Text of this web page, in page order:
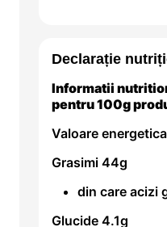
Declarație
Informatii
pentru 100g
Valoare
Grasimi 44g
din care acizi
Glucide 4.1g